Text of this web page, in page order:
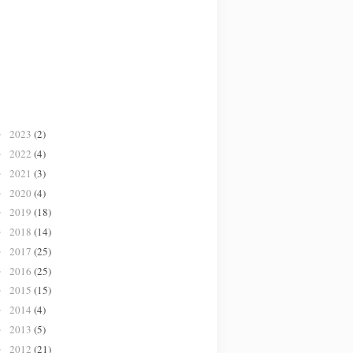
2023 (2)
2022 (4)
2021 (3)
2020 (4)
2019 (18)
2018 (14)
2017 (25)
2016 (25)
2015 (15)
2014 (4)
2013 (5)
2012 (21)